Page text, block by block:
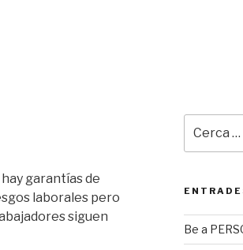
garantías de
laborales pero
siguen
Be a